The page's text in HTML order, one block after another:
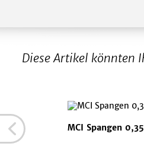
Diese Artikel könnten
MCI Spangen